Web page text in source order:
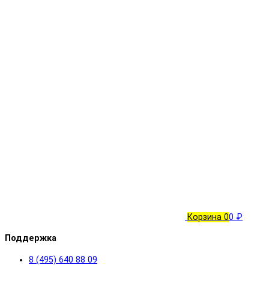
Корзина 00 ₽
Поддержка
8 (495) 640 88 09